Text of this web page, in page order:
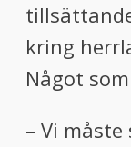
kring
Något
– Vi